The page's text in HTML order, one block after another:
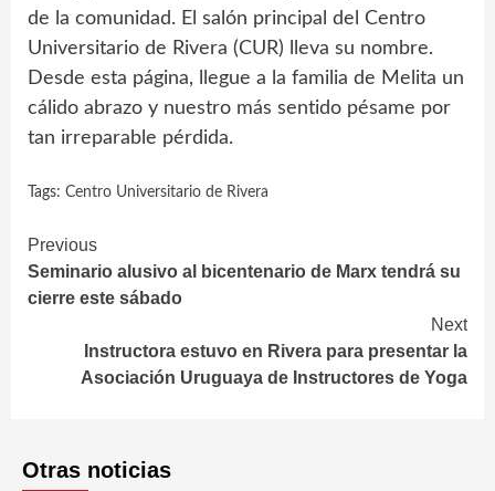
de la comunidad. El salón principal del Centro
Universitario de Rivera (CUR) lleva su nombre.
Desde esta página, llegue a la familia de Melita un
cálido abrazo y nuestro más sentido pésame por
tan irreparable pérdida.
Tags: Centro Universitario de Rivera
Continue
Reading
Previous
Seminario alusivo al bicentenario de Marx tendrá su
cierre este sábado
Next
Instructora estuvo en Rivera para presentar la
Asociación Uruguaya de Instructores de Yoga
Otras noticias